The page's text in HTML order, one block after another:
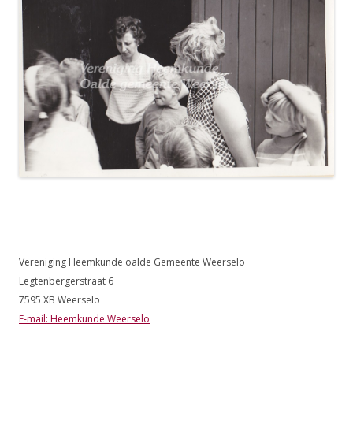
Vereniging Heemkunde oalde Gemeente Weerselo
Legtenbergerstraat 6
7595 XB Weerselo
E-mail: Heemkunde Weerselo